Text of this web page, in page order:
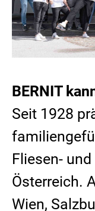
BERNIT
Seit 1928
Fliesen-
Österreich.
Wien,